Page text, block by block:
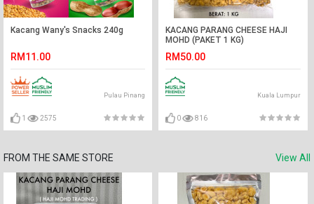
Kacang Wany's Snacks 240g
RM11.00
Pulau Pinang
1 2575
KACANG PARANG CHEESE HAJI
MOHD (PAKET 1 KG)
RM50.00
Kuala Lumpur
0 816
FROM THE SAME STORE View All